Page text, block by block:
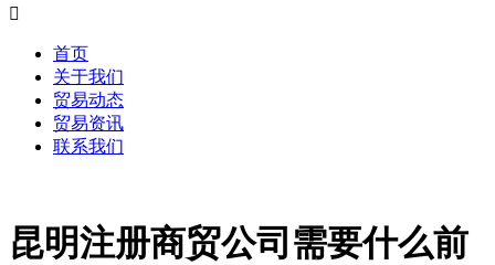

首页
关于我们
贸易动态
贸易资讯
联系我们
昆明注册商贸公司需要什么前